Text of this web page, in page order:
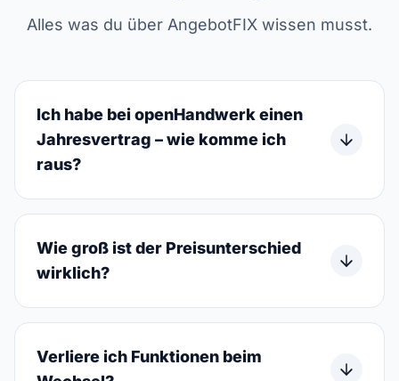
Alles was du über AngebotFIX wissen musst.
Ich habe bei openHandwerk einen
Jahresvertrag – wie komme ich
raus?
Wie groß ist der Preisunterschied
wirklich?
Verliere ich Funktionen beim